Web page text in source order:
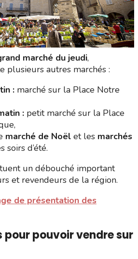
marché du jeudi,
plusieurs autres marchés :
: marché sur la Place Notre
: petit marché sur la Place
marché de Noël et les marchés
soirs d’été.
un débouché important
et revendeurs de la région.
de présentation des
pour pouvoir vendre sur